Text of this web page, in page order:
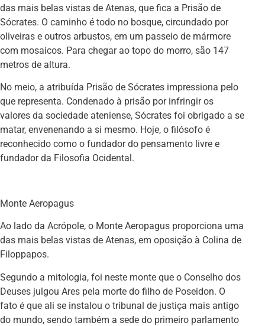
das mais belas vistas de Atenas, que fica a Prisão de
Sócrates. O caminho é todo no bosque, circundado por
oliveiras e outros arbustos, em um passeio de mármore
com mosaicos. Para chegar ao topo do morro, são 147
metros de altura.
No meio, a atribuída Prisão de Sócrates impressiona pelo
que representa. Condenado à prisão por infringir os
valores da sociedade ateniense, Sócrates foi obrigado a se
matar, envenenando a si mesmo. Hoje, o filósofo é
reconhecido como o fundador do pensamento livre e
fundador da Filosofia Ocidental.
Monte Aeropagus
Ao lado da Acrópole, o Monte Aeropagus proporciona uma
das mais belas vistas de Atenas, em oposição à Colina de
Filoppapos.
Segundo a mitologia, foi neste monte que o Conselho dos
Deuses julgou Ares pela morte do filho de Poseidon. O
fato é que ali se instalou o tribunal de justiça mais antigo
do mundo, sendo também a sede do primeiro parlamento